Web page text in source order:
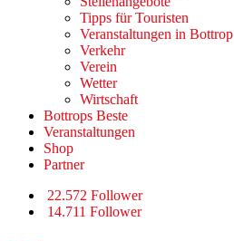
Tipps für Touristen
Veranstaltungen in Bottrop
Verkehr
Verein
Wetter
Wirtschaft
Bottrops Beste
Veranstaltungen
Shop
Partner
22.572 Follower
14.711 Follower